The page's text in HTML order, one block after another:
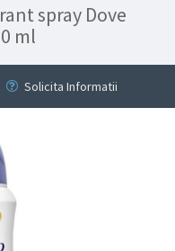
spray Dove
ml
Solicita Informatii